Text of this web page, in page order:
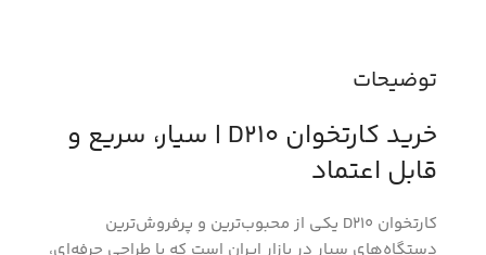
توضیحات
خرید کارتخوان D210 | سیار، سریع و
قابل اعتماد
کارتخوان D210 یکی از محبوب‌ترین و پرفروش‌ترین